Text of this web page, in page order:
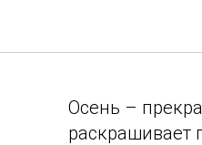
Осень –
раскрашивает